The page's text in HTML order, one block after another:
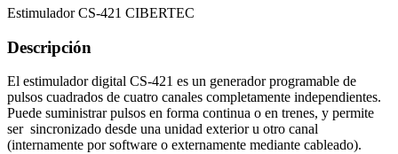
Estimulador CS-421 CIBERTEC
Descripción
El estimulador digital CS-421 es un generador programable de
pulsos cuadrados de cuatro canales completamente independientes.
Puede suministrar pulsos en forma continua o en trenes, y permite
ser sincronizado desde una unidad exterior u otro canal
(internamente por software o externamente mediante cableado).